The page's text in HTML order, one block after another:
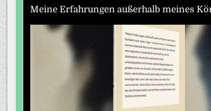
Meine Erfahrungen außerhalb meines